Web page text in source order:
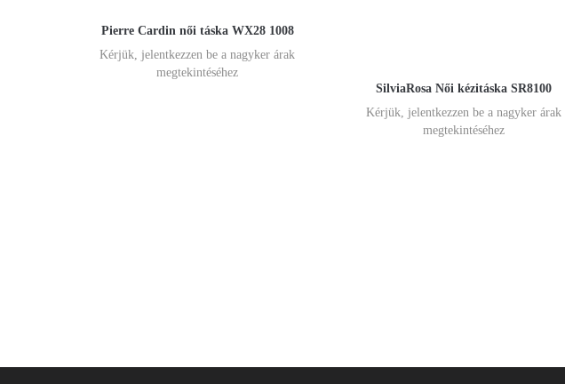
Pierre Cardin női táska WX28 1008
Kérjük, jelentkezzen be a nagyker árak
megtekintéséhez
SilviaRosa Női kézitáska SR8100
Kérjük, jelentkezzen be a nagyker árak
megtekintéséhez